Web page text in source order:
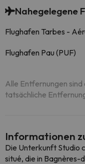
Nahegelegene
Flughafen Tarbes -
Flughafen Pau (PUF)
Alle Entfernungen
tatsächliche
Informationen
Die Unterkunft Studio
situé, die in Bagnères-